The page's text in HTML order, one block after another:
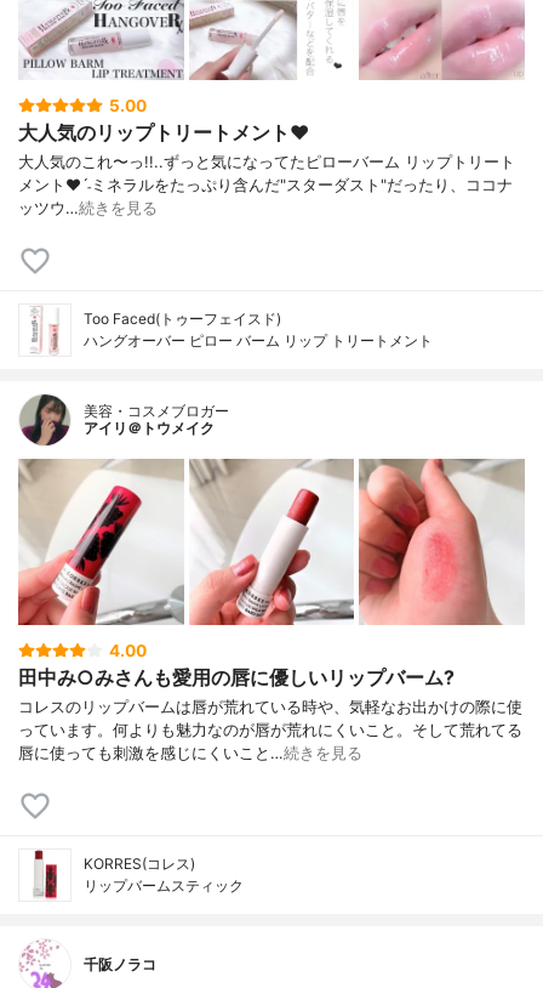
5.00
大人気のリップトリートメント❤︎
大人気のこれ〜っ!! . . ずっと気になってた ピローバーム リップトリート
メント❤︎ˊ˗ ミネラルをたっぷり含んだ"スターダスト" だったり、ココナ
ッツウ…続きを見る
Too Faced(トゥーフェイスド)
ハングオーバー ピロー バーム リップ トリートメント
美容・コスメブロガー
アイリ＠トウメイク
4.00
田中み○みさんも愛用の唇に優しいリップバーム?
コレスのリップバームは唇が荒れている時や、気軽なお出かけの際に使
っています。何よりも魅力なのが唇が荒れにくいこと。そして荒れてる
唇に使っても刺激を感じにくいこと…続きを見る
KORRES(コレス)
リップバームスティック
千阪ノラコ